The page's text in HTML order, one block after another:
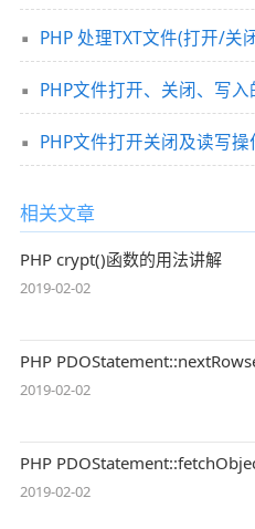
PHP 处理TXT文件(打开/关
PHP文件打开、关闭、写
PHP文件打开关闭及读写
相关文章
PHP crypt()函数的用法讲解
2019-02-02
PHP
2019-02-02
PHP
2019-02-02